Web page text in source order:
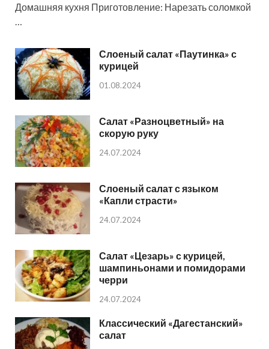
Домашняя кухня Приготовление: Нарезать соломкой
…
Слоеный салат «Паутинка» с
курицей
01.08.2024
Салат «Разноцветный» на
скорую руку
24.07.2024
Слоеный салат с языком
«Капли страсти»
24.07.2024
Салат «Цезарь» с курицей,
шампиньонами и помидорами
черри
24.07.2024
Классический «Дагестанский»
салат